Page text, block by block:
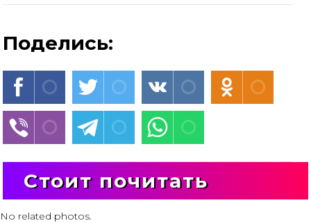
Поделись:
Стоит почитать
No related photos.